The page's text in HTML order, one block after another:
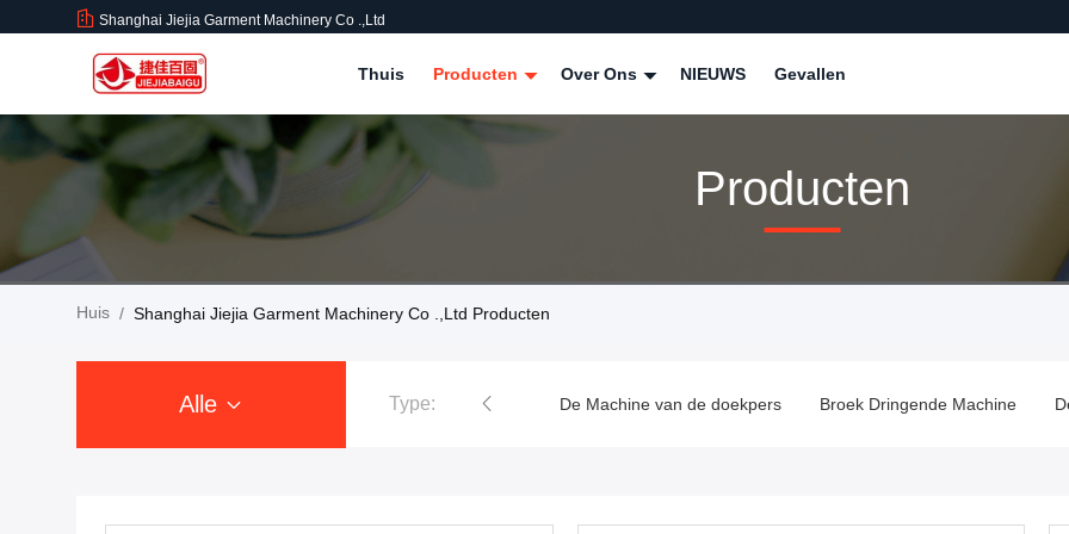
Shanghai Jiejia Garment Machinery Co .,ltd
Thuis Producten Over Ons NIEUWS Gevallen
Producten
Huis / Shanghai Jiejia Garment Machinery Co .,ltd Producten
Alle Type:
Kledings Dringende Machine De Machine van de doekpers Broek Dringende Machine